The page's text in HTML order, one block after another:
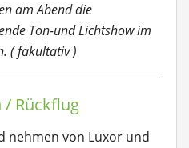
am Abend die
Ton-und Lichtshow im
( fakultativ )
/ Rückflug
nehmen von Luxor und